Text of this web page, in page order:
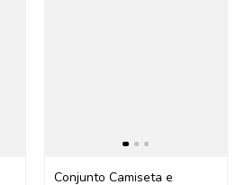
Conjunto Camiseta e